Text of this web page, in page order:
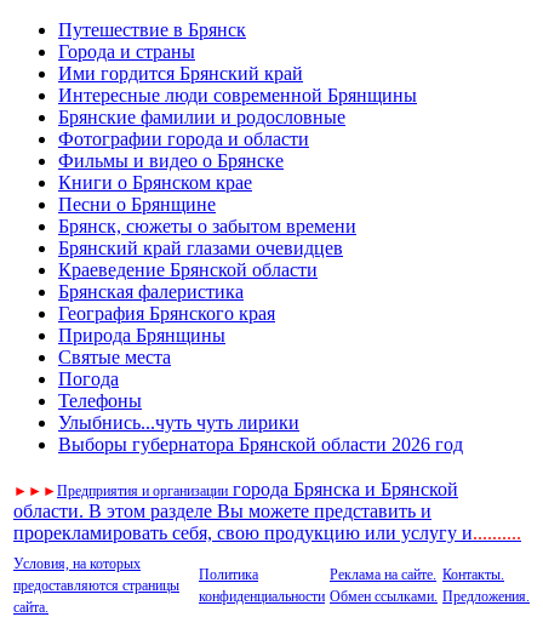
Путешествие в Брянск
Города и страны
Ими гордится Брянский край
Интересные люди современной Брянщины
Брянские фамилии и родословные
Фотографии города и области
Фильмы и видео о Брянске
Книги о Брянском крае
Песни о Брянщине
Брянск, сюжеты о забытом времени
Брянский край глазами очевидцев
Краеведение Брянской области
Брянская фалеристика
География Брянского края
Природа Брянщины
Святые места
Погода
Телефоны
Улыбнись...чуть чуть лирики
Выборы губернатора Брянской области 2026 год
► ► ►Предприятия и организации города Брянска и Брянской
области. В этом разделе Вы можете представить и
прорекламировать себя, свою продукцию или услугу и..........
Условия, на которых
предоставляются страницы
сайта.
Политика
конфиденциальности
Реклама на сайте.
Обмен ссылками.
Контакты.
Предложения.